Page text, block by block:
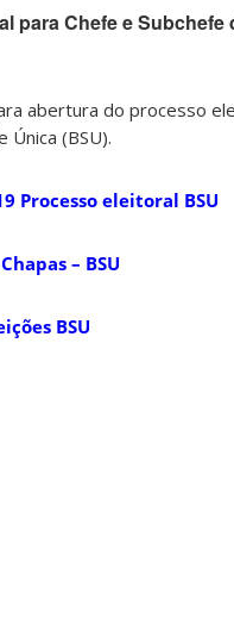
para Chefe e
abertura do processo
Única (BSU).
Processo eleitoral BSU
– BSU
BSU